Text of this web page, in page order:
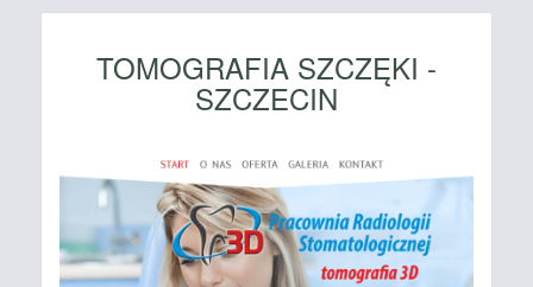
TOMOGRAFIA SZCZĘKI -
SZCZECIN